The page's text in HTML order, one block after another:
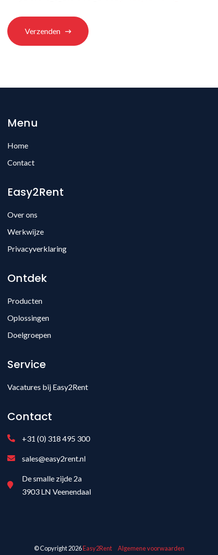
Verzenden
Menu
Home
Contact
Easy2Rent
Over ons
Werkwijze
Privacyverklaring
Ontdek
Producten
Oplossingen
Doelgroepen
Service
Vacatures bij Easy2Rent
Contact
+31 (0) 318 495 300
sales@easy2rent.nl
De smalle zijde 2a
3903 LN Veenendaal
© Copyright 2026Easy2Rent Algemene voorwaarden